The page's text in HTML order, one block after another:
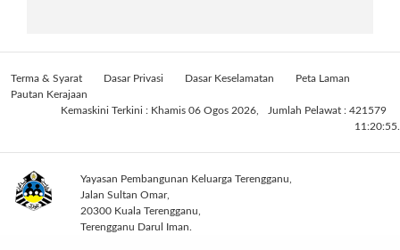
Terma & Syarat Dasar Privasi Dasar Keselamatan
Peta Laman
Pautan Kerajaan
Jumlah Pelawat : 421579
Kemaskini Terkini : Khamis 06 Ogos 2026,
11:20:55.
Yayasan Pembangunan Keluarga Terengganu,
Jalan Sultan Omar,
20300 Kuala Terengganu,
Terengganu Darul Iman.